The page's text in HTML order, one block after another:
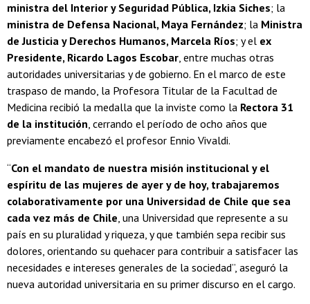
ministra del Interior y Seguridad Pública, Izkia Siches; la
ministra de Defensa Nacional, Maya Fernández; la Ministra
de Justicia y Derechos Humanos, Marcela Ríos; y el ex
Presidente, Ricardo Lagos Escobar, entre muchas otras
autoridades universitarias y de gobierno. En el marco de este
traspaso de mando, la Profesora Titular de la Facultad de
Medicina recibió la medalla que la inviste como la Rectora 31
de la institución, cerrando el período de ocho años que
previamente encabezó el profesor Ennio Vivaldi.
“Con el mandato de nuestra misión institucional y el
espíritu de las mujeres de ayer y de hoy, trabajaremos
colaborativamente por una Universidad de Chile que sea
cada vez más de Chile, una Universidad que represente a su
país en su pluralidad y riqueza, y que también sepa recibir sus
dolores, orientando su quehacer para contribuir a satisfacer las
necesidades e intereses generales de la sociedad”, aseguró la
nueva autoridad universitaria en su primer discurso en el cargo.